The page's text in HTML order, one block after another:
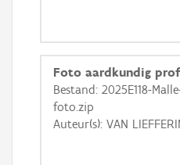
Foto aardkundig
Bestand: 2025E118-
foto.zip
Auteur(s): VAN